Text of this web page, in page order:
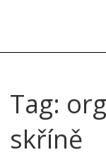
Tag:
skříně